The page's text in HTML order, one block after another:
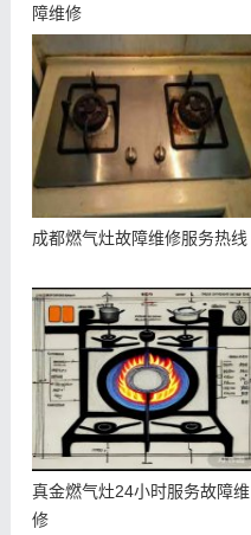
障维修
成都燃气灶故障维修服务热线
真金燃气灶24小时服务故障维
修